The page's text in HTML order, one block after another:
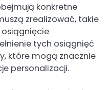
konkretne
zrealizować, takie
osiągnięcie
tych osiągnięć
które mogą znacznie
personalizacji.